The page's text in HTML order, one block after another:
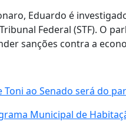
Eduardo é
Federal (STF). O
sanções contra a
ao Senado será do
Municipal de